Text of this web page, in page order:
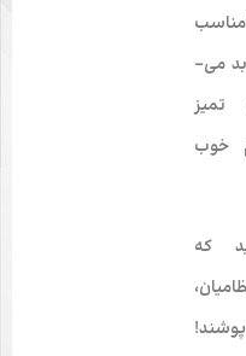
می‌­
تمیز
خوب
که